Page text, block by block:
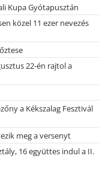
Kupa Gyótapusztán
közel 11 ezer nevezés
22-én rajtol a
a Kékszalag Fesztivál
meg a versenyt
16 együttes indul a II.